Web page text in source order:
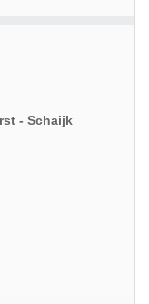
- Schaijk